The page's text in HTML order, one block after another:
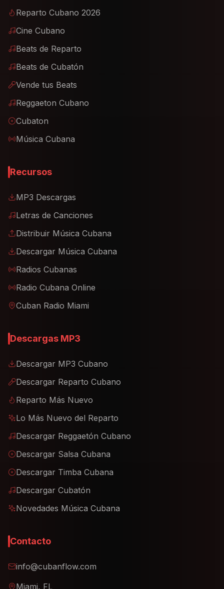
Reparto Cubano 2026
Cine Cubano
Beats de Reparto
Beats de Cubatón
Vende tus Beats
Reggaeton Cubano
Cubaton
Música Cubana
Recursos
MP3 Descargas
Letras de Canciones
Distribuir Música Cubana
Descargar Música Cubana
Radios Cubanas
Radio Cubana Online
Cuban Radio Miami
Descargas MP3
Descargar MP3 Cubano
Descargar Reparto Cubano
Reparto Más Nuevo
Lo Más Nuevo del Reparto
Descargar Reggaetón Cubano
Descargar Salsa Cubana
Descargar Timba Cubana
Descargar Cubatón
Novedades Música Cubana
Contacto
info@cubanflow.com
Miami, FL